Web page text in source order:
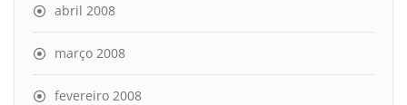
abril 2008
março 2008
fevereiro 2008